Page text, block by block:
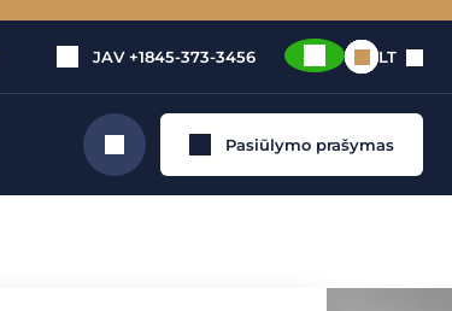
JAV +1845-373-3456 LT
Ieškoti Pasiūlymo prašymas